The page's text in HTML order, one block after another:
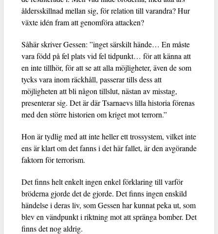
åldersskillnad mellan sig, för relation till varandra? Hur
växte idén fram att genomföra attacken?
Såhär skriver Gessen: ”inget särskilt hände… En måste
vara född på fel plats vid fel tidpunkt… för att känna att
en inte tillhör, för att se att alla möjligheter, även de som
tycks vara inom räckhåll, passerar tills dess att
möjligheten att bli någon tillslut, nästan av misstag,
presenterar sig. Det är där Tsarnaevs lilla historia förenas
med den större historien om kriget mot terrorn.”
Hon är tydlig med att inte heller ett trossystem, vilket inte
ens är klart om det fanns i det här fallet, är den avgörande
faktorn för terrorism.
Det finns helt enkelt ingen enkel förklaring till varför
bröderna gjorde det de gjorde. Det finns ingen enskild
händelse i deras liv, som Gessen har kunnat peka ut, som
blev en vändpunkt i riktning mot att spränga bomber. Det
finns det nog aldrig.